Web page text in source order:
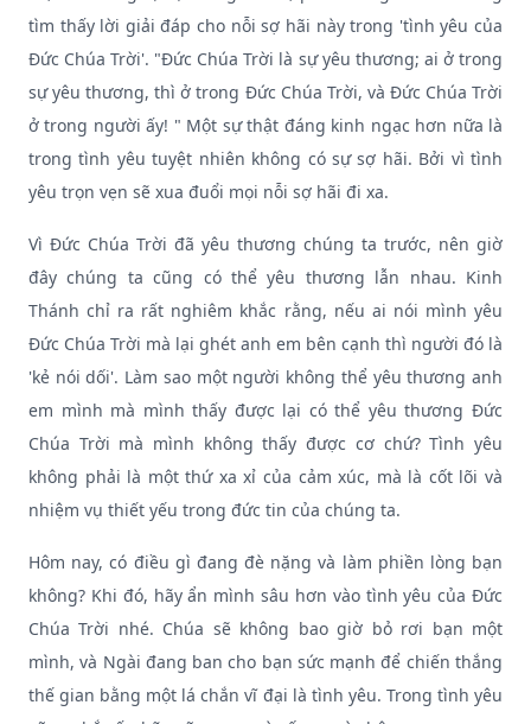
tìm thấy lời giải đáp cho nỗi sợ hãi này trong 'tình yêu của
Đức Chúa Trời'. "Đức Chúa Trời là sự yêu thương; ai ở trong
sự yêu thương, thì ở trong Đức Chúa Trời, và Đức Chúa Trời
ở trong người ấy! " Một sự thật đáng kinh ngạc hơn nữa là
trong tình yêu tuyệt nhiên không có sự sợ hãi. Bởi vì tình
yêu trọn vẹn sẽ xua đuổi mọi nỗi sợ hãi đi xa.
Vì Đức Chúa Trời đã yêu thương chúng ta trước, nên giờ
đây chúng ta cũng có thể yêu thương lẫn nhau. Kinh
Thánh chỉ ra rất nghiêm khắc rằng, nếu ai nói mình yêu
Đức Chúa Trời mà lại ghét anh em bên cạnh thì người đó là
'kẻ nói dối'. Làm sao một người không thể yêu thương anh
em mình mà mình thấy được lại có thể yêu thương Đức
Chúa Trời mà mình không thấy được cơ chứ? Tình yêu
không phải là một thứ xa xỉ của cảm xúc, mà là cốt lõi và
nhiệm vụ thiết yếu trong đức tin của chúng ta.
Hôm nay, có điều gì đang đè nặng và làm phiền lòng bạn
không? Khi đó, hãy ẩn mình sâu hơn vào tình yêu của Đức
Chúa Trời nhé. Chúa sẽ không bao giờ bỏ rơi bạn một
mình, và Ngài đang ban cho bạn sức mạnh để chiến thắng
thế gian bằng một lá chắn vĩ đại là tình yêu. Trong tình yêu